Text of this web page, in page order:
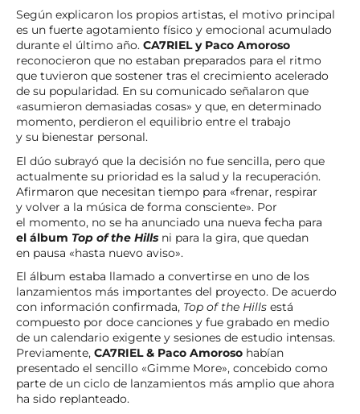
Según explicaron los propios artistas, el motivo principal
es un fuerte agotamiento físico y emocional acumulado
durante el último año. CA7RIEL y Paco Amoroso
reconocieron que no estaban preparados para el ritmo
que tuvieron que sostener tras el crecimiento acelerado
de su popularidad. En su comunicado señalaron que
«asumieron demasiadas cosas» y que, en determinado
momento, perdieron el equilibrio entre el trabajo
y su bienestar personal.
El dúo subrayó que la decisión no fue sencilla, pero que
actualmente su prioridad es la salud y la recuperación.
Afirmaron que necesitan tiempo para «frenar, respirar
y volver a la música de forma consciente». Por
el momento, no se ha anunciado una nueva fecha para
el álbum Top of the Hills ni para la gira, que quedan
en pausa «hasta nuevo aviso».
El álbum estaba llamado a convertirse en uno de los
lanzamientos más importantes del proyecto. De acuerdo
con información confirmada, Top of the Hills está
compuesto por doce canciones y fue grabado en medio
de un calendario exigente y sesiones de estudio intensas.
Previamente, CA7RIEL & Paco Amoroso habían
presentado el sencillo «Gimme More», concebido como
parte de un ciclo de lanzamientos más amplio que ahora
ha sido replanteado.